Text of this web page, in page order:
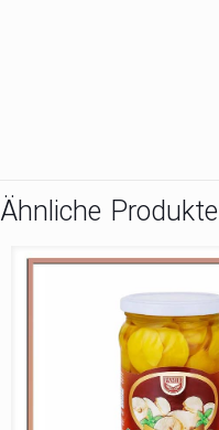
Ähnliche Produkte